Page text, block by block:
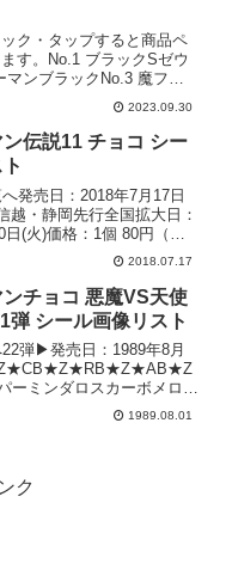
ク・タップすると商品ペ
す。No.1 ブラックSゼウ
マンブラックNo.3 魔フェ
ブラックライストNo.5 ヤ
アンド魔ロココNo.7 ブラ
ブラ...
2023.09.30
ン伝説11 チョコ シー
発売日：2018年7月17日
・静岡先行全国拡大日：
(火)価格：1個 80円（税
46種（エンボスメタルシ
リマン伝説11 悪魔VS天使
ヤマト爆神ヤ...
2018.07.17
ンチョコ 悪魔VS天使
弾 シール画像リスト
弾▶︎発売日：1989年8月
ミンダロスカーボメロス
ミレトシルルオルドトス
メディアBWW in PWナデ
1989.08.01
ク